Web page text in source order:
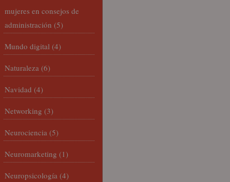
mujeres en consejos de
administración (5)
Mundo digital (4)
Naturaleza (6)
Navidad (4)
Networking (3)
Neurociencia (5)
Neuromarketing (1)
Neuropsicología (4)